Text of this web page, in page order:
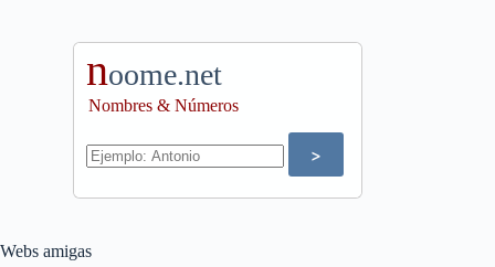
noome.net
Nombres & Números
Webs amigas